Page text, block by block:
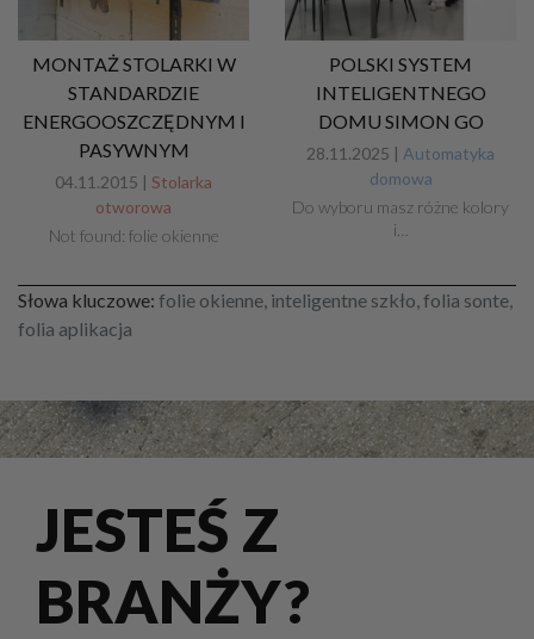
MONTAŻ STOLARKI W
STANDARDZIE
ENERGOOSZCZĘDNYM I
PASYWNYM
04.11.2015 | Stolarka
otworowa
Not found: folie okienne
POLSKI SYSTEM
INTELIGENTNEGO
DOMU SIMON GO
28.11.2025 | Automatyka
domowa
Do wyboru masz różne kolory
i…
Słowa kluczowe: folie okienne, inteligentne szkło, folia sonte,
folia aplikacja
JESTEŚ Z
BRANŻY?